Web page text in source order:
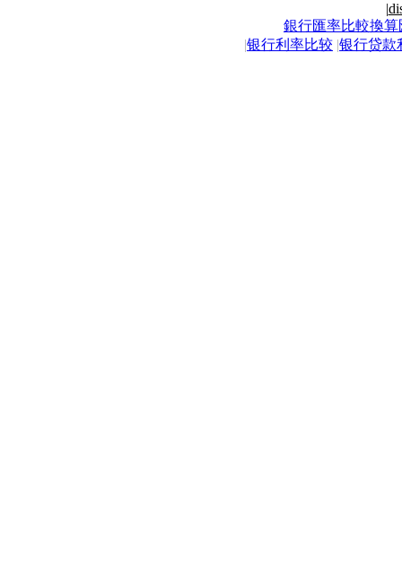
|
銀行匯率比較換算
|银行利率比较 |银行贷款